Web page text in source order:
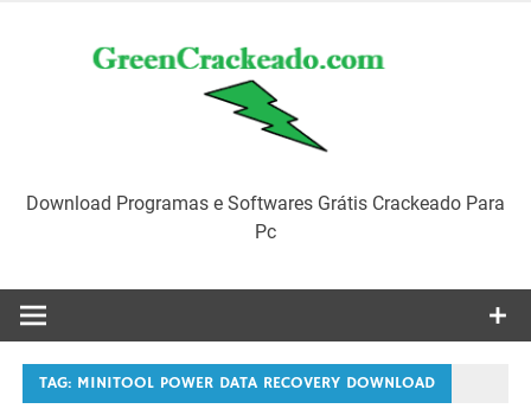
Download Programas e Softwares Grátis Crackeado Para
Pc
TAG: MINITOOL POWER DATA RECOVERY DOWNLOAD